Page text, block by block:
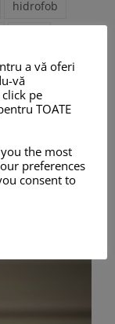
hidrofob
plastic
spumare
a vă oferi
vă
pe
TOATE
the most
preferences
consent to